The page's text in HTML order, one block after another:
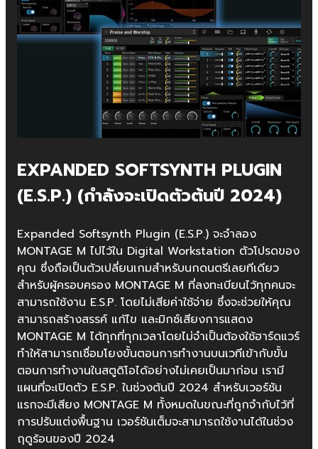
EXPANDED SOFTSYNTH PLUGIN
(E.S.P.) (กำลังจะเปิดตัวต้นปี 2024)
Expanded Softsynth Plugin (E.S.P.) จะจำลอง
MONTAGE M ไปไว้ใน Digital Workstation ตัวโปรดของ
คุณ ซึ่งถือเป็นตัวเปลี่ยนเกมสำหรับนกดนตรีเลยทีเดียว
สำหรับผู้ครอบครอง MONTAGE M ที่ลงทะเบียนไว้ทุกคนจะ
สามารถใช้งาน E.S.P. โดยไม่เสียค่าใช้จ่าย ซึ่งจะช่วยให้คุณ
สามารถสร้างสรรค์ แก้ไข และมิกซ์เสียงการแสดง
MONTAGE M ได้ทุกที่ทุกเวลาโดยไม่จำเป็นต้องใช้ฮาร์ดแวร์
ทำให้สามารถเชื่อมโยงขั้นตอนการทำงานบนเวทีเข้ากับขั้น
ตอนการทำงานในสตูดิโอได้อย่างไม่เคยเป็นมาก่อน เรามี
แผนที่จะเปิดตัว E.S.P. ในช่วงต้นปี 2024 สำหรับเวอร์ชัน
แรกจะมีเสียง MONTAGE M ทั้งหมดในขณะที่ถูกจำกับไว้ที่
การปรับแต่งพื้นฐาน เวอร์ชันเต็มจะสามารถใช้งานได้ในช่วง
ฤดูร้อนของปี 2024